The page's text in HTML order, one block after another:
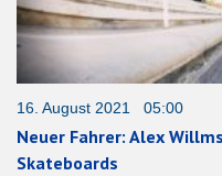
16. August 2021 05:00
Neuer Fahrer: Alex
Skateboards